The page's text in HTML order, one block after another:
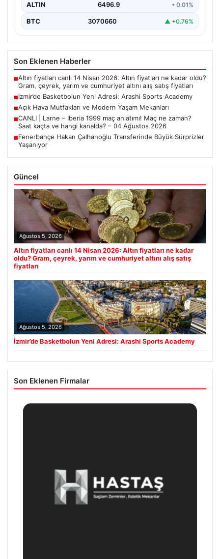
ALTIN 6496.9 • 0.01%
BTC 3070660 ▲ +0.76%
Son Eklenen Haberler
■Altın fiyatları canlı 14 Nisan 2026: Altın fiyatları ne kadar oldu?
Gram, çeyrek, yarım ve cumhuriyet altını alış satış fiyatları
■İzmir’de Basketbolun Yeni Adresi: Arashi Sports Academy
■Açık Hava Mutfakları ve Modern Yaşam Mekanları
■CANLI | Larne – Iberia 1999 maç anlatımı! Maç ne zaman?
Saat kaçta ve hangi kanalda? – 04 Ağustos 2026
■Fenerbahçe Hakan Çalhanoğlu Transferinde Büyük Sürprizler
Yaşanıyor
Güncel
Ağustos 5, 2026
Altın fiyatları canlı 14 Nisan 2026: Altın fiyatları ne kadar
oldu? Gram, çeyrek, yarım ve cumhuriyet altını alış satış
fiyatları
Ağustos 5, 2026
İzmir’de Basketbolun Yeni Adresi: Arashi Sports Academy
Son Eklenen Firmalar